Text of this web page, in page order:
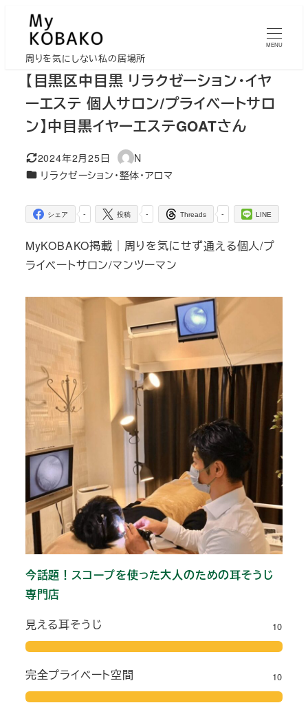
周りを気にしない私の居場所
MENU
【目黒区中目黒 リラクゼーション・イヤ
ーエステ 個人サロン/プライベートサロ
ン】中目黒イヤーエステGOATさん
更新日
2024年2月25日
著
者
N
カテゴリー
リラクゼーション・整体・アロマ
-
シェア -
投稿 -
Threads LINE
MyKOBAKO掲載｜周りを気にせず通える個人/プ
ライベートサロン/マンツーマン
今話題！スコープを使った大人のための耳そうじ
専門店
見える耳そうじ
10
完全プライベート空間 10